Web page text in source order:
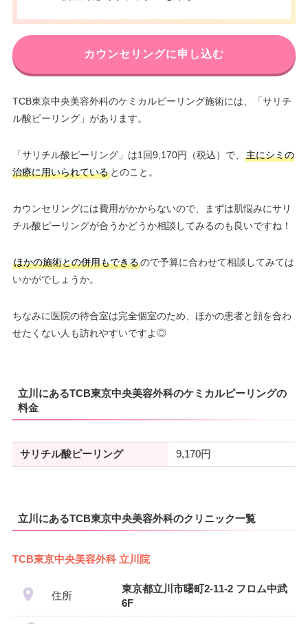
カウンセリングに申し込む
TCB東京中央美容外科のケミカルピーリング施術には、「サリチ
ル酸ピーリング」があります。
「サリチル酸ピーリング」は1回9,170円（税込）で、
主にシミの
治療に用いられているとのこと。
カウンセリングには費用がかからないので、まずは肌悩みにサリ
チル酸ピーリングが合うかどうか相談してみるのも良いですね！
ほかの施術との併用もできるので予算に合わせて相談してみては
いかがでしょうか。
ちなみに医院の待合室は完全個室のため、ほかの患者と顔を合わ
せたくない人も訪れやすいですよ◎
立川にあるTCB東京中央美容外科のケミカルピーリングの
料金
サリチル酸ピーリング 9,170円
立川にあるTCB東京中央美容外科のクリニック一覧
TCB東京中央美容外科 立川院
住所
東京都立川市曙町2-11-2 フロム中武
6F